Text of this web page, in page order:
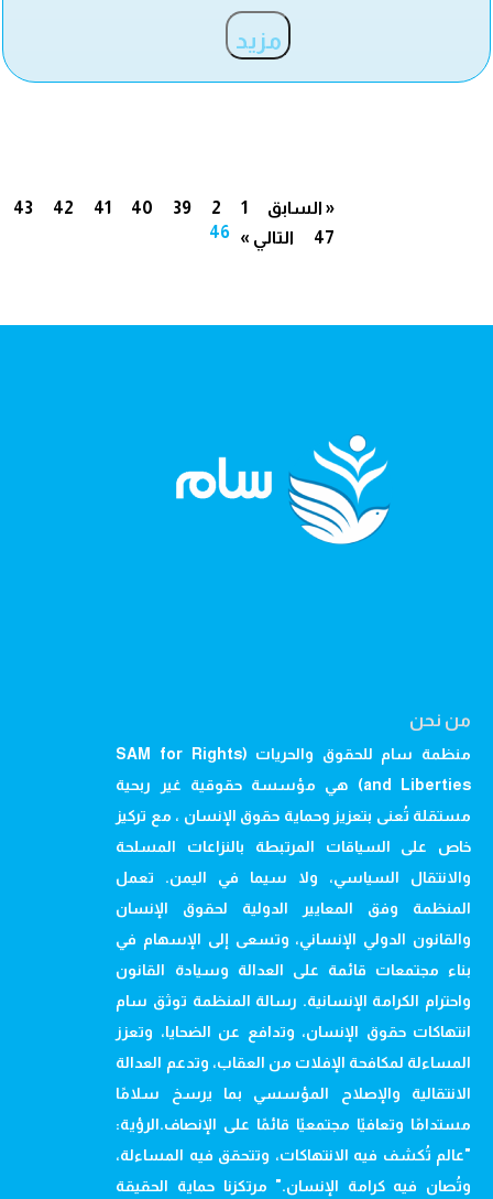
مزيد
« السابق 1
2
39
40
41
42
43
46
47 التالي »
من نحن
منظمة سام للحقوق والحريات (SAM for Rights
and Liberties) هي مؤسسة حقوقية غير ربحية
مستقلة تُعنى بتعزيز وحماية حقوق الإنسان ، مع تركيز
خاص على السياقات المرتبطة بالنزاعات المسلحة
والانتقال السياسي، ولا سيما في اليمن. تعمل
المنظمة وفق المعايير الدولية لحقوق الإنسان
والقانون الدولي الإنساني، وتسعى إلى الإسهام في
بناء مجتمعات قائمة على العدالة وسيادة القانون
واحترام الكرامة الإنسانية. رسالة المنظمة توثق سام
انتهاكات حقوق الإنسان، وتدافع عن الضحايا، وتعزز
المساءلة لمكافحة الإفلات من العقاب، وتدعم العدالة
الانتقالية والإصلاح المؤسسي بما يرسخ سلامًا
مستدامًا وتعافيًا مجتمعيًا قائمًا على الإنصاف.الرؤية:
"عالم تُكشف فيه الانتهاكات، وتتحقق فيه المساءلة،
وتُصان فيه كرامة الإنسان." مرتكزنا حماية الحقيقة